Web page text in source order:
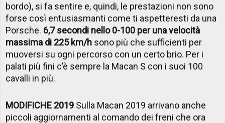
bordo), si fa sentire e, quindi, le prestazioni non sono
forse così entusiasmanti come ti aspetteresti da una
Porsche. 6,7 secondi nello 0-100 per una velocità
massima di 225 km/h sono più che sufficienti per
muoversi su ogni percorso con un certo brio. Per i
palati più fini c’è sempre la Macan S con i suoi 100
cavalli in più.
MODIFICHE 2019 Sulla Macan 2019 arrivano anche
piccoli aggiornamenti al comando dei freni che ora